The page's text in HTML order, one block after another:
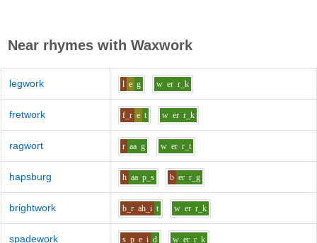
Near rhymes with Waxwork
legwork l e g w er r_k
fretwork f_r e t w er r_k
ragwort r aa g w er r_t
hapsburg h aa p_s b er r_g
brightwork b_r ah_i t w er r_k
spadework s_p e_i d w er r_k